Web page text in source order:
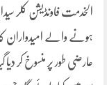
الخدمت فاونڈیشن کلر
ہونے والے امیدواران کا
عارضی طور پر منسوخ کر